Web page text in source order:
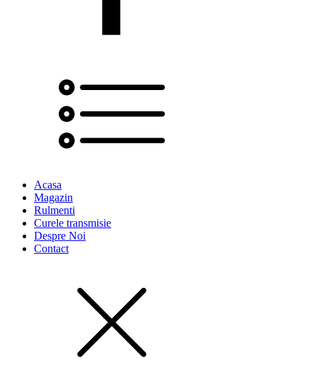
Acasa
Magazin
Rulmenti
Curele transmisie
Despre Noi
Contact